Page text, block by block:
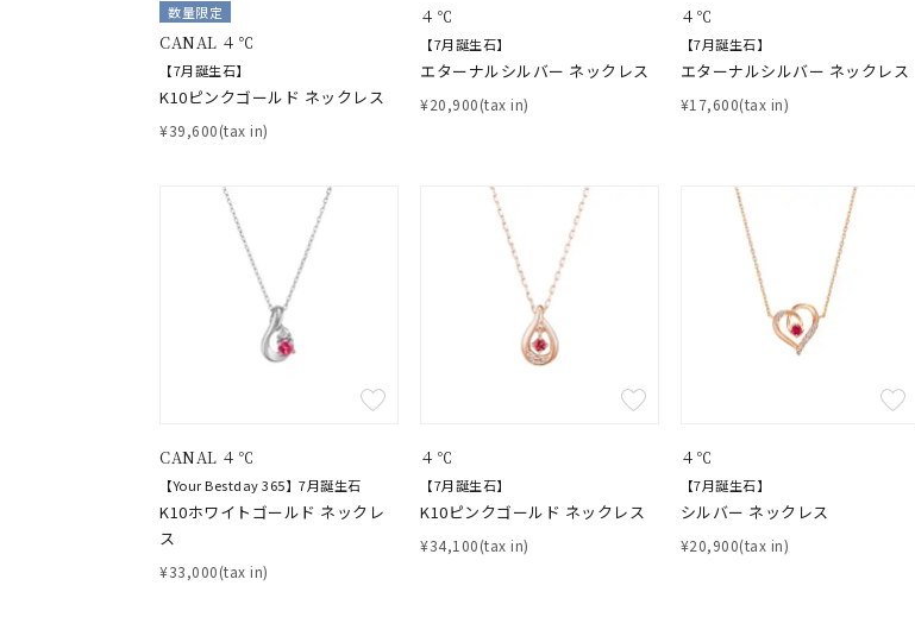
公式オンラインショップ限定
レディース
リングサイズ
価格
数量限定
CANAL ４℃
【7月誕生石】
K10ピンクゴールド ネックレス
¥39,600(tax in)
４℃
【7月誕生石】
エターナルシルバー ネックレス
¥20,900(tax in)
４℃
【7月誕生石】
エターナルシルバー ネックレス
¥17,600(tax in)
CANAL ４℃
【Your Bestday 365】7月誕生石
K10ホワイトゴールド ネックレ
ス
¥33,000(tax in)
４℃
【7月誕生石】
K10ピンクゴールド ネックレス
¥34,100(tax in)
４℃
【7月誕生石】
シルバー ネックレス
¥20,900(tax in)